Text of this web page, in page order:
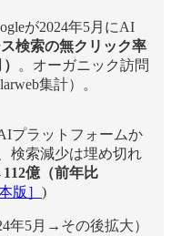
が2024年5月にAI
検索の無クリック率
。オーガニック訪問
集計）。
プラットフォームか
検索減少は埋め切れ
億（前年比
版］ )
年5月→その後拡大）